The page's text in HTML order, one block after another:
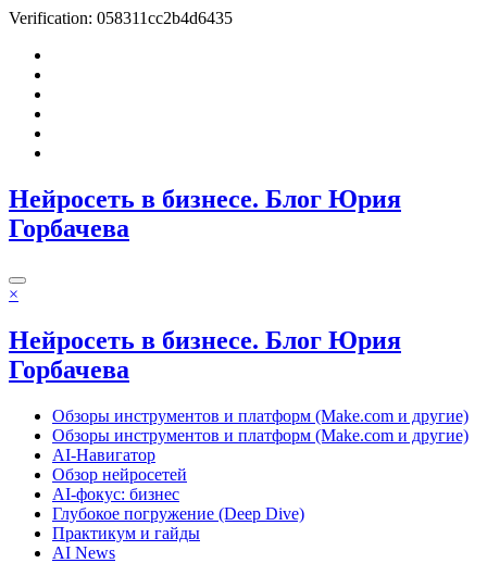
Verification: 058311cc2b4d6435
Перейти
содержимому
Нейросеть в бизнесе. Блог Юрия
Горбачева
×
Нейросеть в бизнесе. Блог Юрия
Горбачева
Обзоры инструментов и платформ (Make.com и другие)
Обзоры инструментов и платформ (Make.com и другие)
AI-Навигатор
Обзор нейросетей
AI-фокус: бизнес
Глубокое погружение (Deep Dive)
Практикум и гайды
AI News